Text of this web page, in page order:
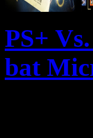
PS+
bat